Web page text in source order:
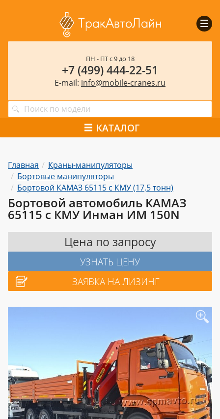
ПН - ПТ с 9 до 18
+7 (499) 444-22-51
E-mail: info@mobile-cranes.ru
КАТАЛОГ
Главная
Краны-манипуляторы
Бортовые манипуляторы
Бортовой КАМАЗ 65115 с КМУ (17,5 тонн)
Бортовой автомобиль КАМАЗ
65115 с КМУ Инман ИМ 150N
Цена по запросу
УЗНАТЬ ЦЕНУ
ЗАЯВКА НА ЛИЗИНГ